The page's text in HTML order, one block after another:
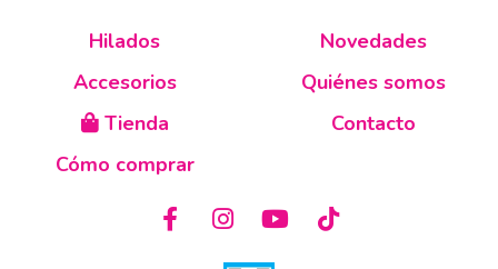
Hilados
Accesorios
Tienda
Cómo comprar
Novedades
Quiénes somos
Contacto